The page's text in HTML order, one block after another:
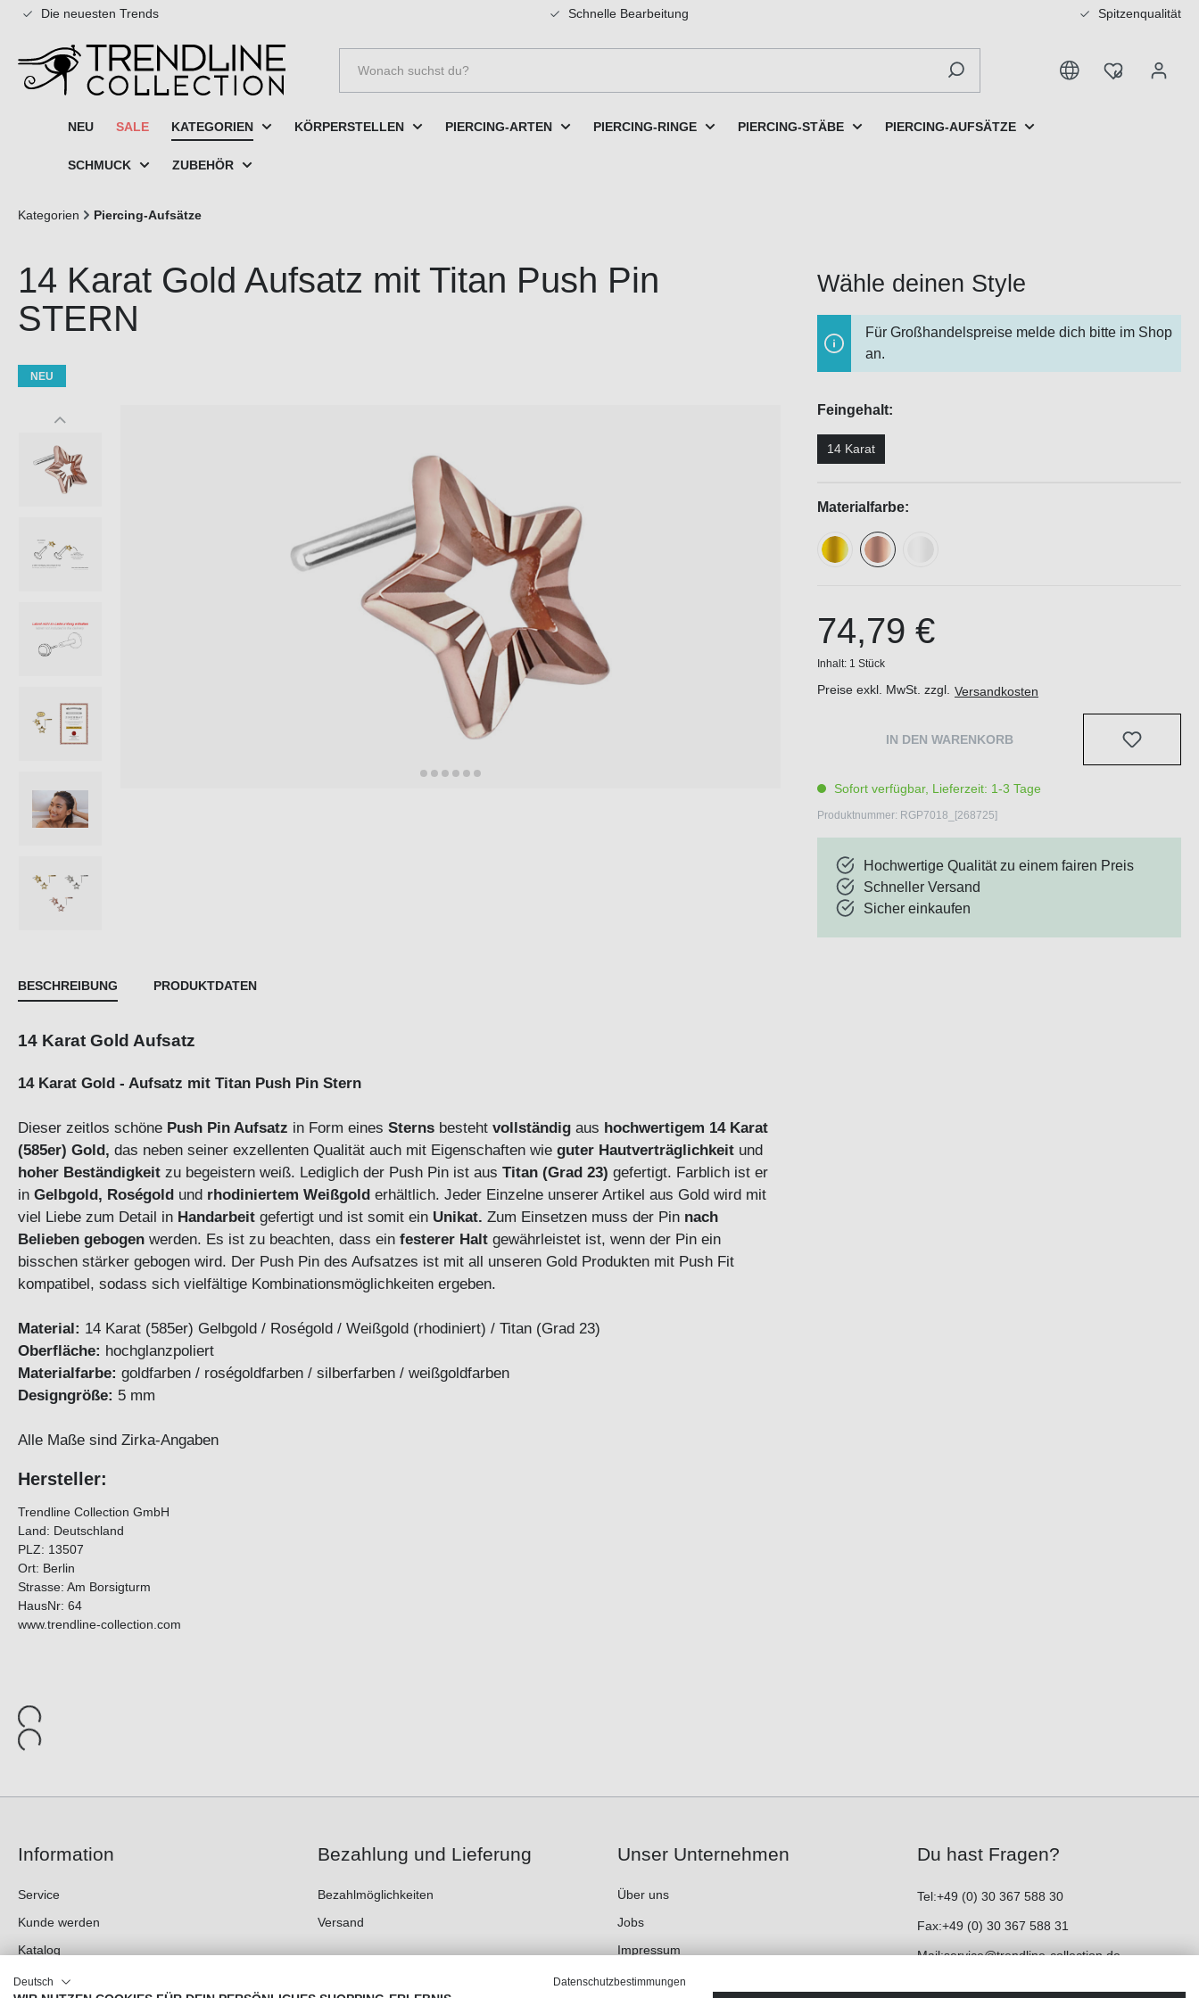
springen Zur Hauptnavigation springen
Die neuesten Trends Schnelle Bearbeitung Spitzenqualität
NEU SALE KATEGORIEN KÖRPERSTELLEN PIERCING-ARTEN PIERCING-RINGE PIERCING-STÄBE PIERCING-AUFSÄTZE
SCHMUCK ZUBEHÖR
Kategorien Piercing-Aufsätze
14 Karat Gold Aufsatz mit Titan Push Pin
STERN
NEU
Wähle deinen Style
Für Großhandelspreise melde dich bitte im Shop
an.
Feingehalt:
14 Karat
Materialfarbe:
74,79 €
Inhalt: 1 Stück
Preise exkl. MwSt. zzgl. Versandkosten
IN DEN WARENKORB
Sofort verfügbar, Lieferzeit: 1-3 Tage
Produktnummer: RGP7018_[268725]
Hochwertige Qualität zu einem fairen Preis
Schneller Versand
Sicher einkaufen
BESCHREIBUNG PRODUKTDATEN
14 Karat Gold Aufsatz
14 Karat Gold - Aufsatz mit Titan Push Pin Stern
Dieser zeitlos schöne Push Pin Aufsatz in Form eines Sterns besteht vollständig aus hochwertigem 14 Karat
(585er) Gold, das neben seiner exzellenten Qualität auch mit Eigenschaften wie guter Hautverträglichkeit und
hoher Beständigkeit zu begeistern weiß. Lediglich der Push Pin ist aus Titan (Grad 23) gefertigt. Farblich ist er
in Gelbgold, Roségold und rhodiniertem Weißgold erhältlich. Jeder Einzelne unserer Artikel aus Gold wird mit
viel Liebe zum Detail in Handarbeit gefertigt und ist somit ein Unikat. Zum Einsetzen muss der Pin nach
Belieben gebogen werden. Es ist zu beachten, dass ein festerer Halt gewährleistet ist, wenn der Pin ein
bisschen stärker gebogen wird. Der Push Pin des Aufsatzes ist mit all unseren Gold Produkten mit Push Fit
kompatibel, sodass sich vielfältige Kombinationsmöglichkeiten ergeben.
Material: 14 Karat (585er) Gelbgold / Roségold / Weißgold (rhodiniert) / Titan (Grad 23)
Oberfläche: hochglanzpoliert
Materialfarbe: goldfarben / roségoldfarben / silberfarben / weißgoldfarben
Designgröße: 5 mm
Alle Maße sind Zirka-Angaben
Hersteller:
Trendline Collection GmbH
Land: Deutschland
PLZ: 13507
Ort: Berlin
Strasse: Am Borsigturm
HausNr: 64
www.trendline-collection.com
Information
Service
Kunde werden
Katalog
Messen
Bezahlung und Lieferung
Bezahlmöglichkeiten
Versand
Unser Unternehmen
Über uns
Jobs
Impressum
AGB
Du hast Fragen?
Tel:+49 (0) 30 367 588 30
Fax:+49 (0) 30 367 588 31
Mail:service@trendline-collection.de
Deutsch Datenschutzbestimmungen